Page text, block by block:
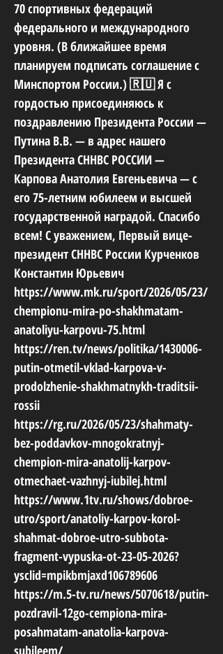
70 спортивных федераций
федерального и международного
уровня. (В ближайшее время
планируем подписать соглашение с
Минспортом России.) 🇷🇺 Я с
гордостью присоединяюсь к
поздравлению Президента России —
Путина В.В. — в адрес нашего
Президента СННВС РОССИИ —
Карпова Анатолия Евгеньевича — с
его 75-летним юбилеем и высшей
государственной наградой. Спасибо
всем! С уважением, Первый вице-
президент СННВС России Курченков
Константин Юрьевич
https://www.mk.ru/sport/2026/05/23/
chempionu-mira-po-shakhmatam-
anatoliyu-karpovu-75.html
https://ren.tv/news/politika/1430006-
putin-otmetil-vklad-karpova-v-
prodolzhenie-shakhmatnykh-traditsii-
rossii
https://rg.ru/2026/05/23/shahmaty-
bez-poddavkov-mnogokratnyj-
chempion-mira-anatolij-karpov-
otmechaet-vazhnyj-iubilej.html
https://www.1tv.ru/shows/dobroe-
utro/sport/anatoliy-karpov-korol-
shahmat-dobroe-utro-subbota-
fragment-vypuska-ot-23-05-2026?
ysclid=mpikbmjaxd106789606
https://m.5-tv.ru/news/5070618/putin-
pozdravil-12go-cempiona-mira-
posahmatam-anatolia-karpova-
subileem/